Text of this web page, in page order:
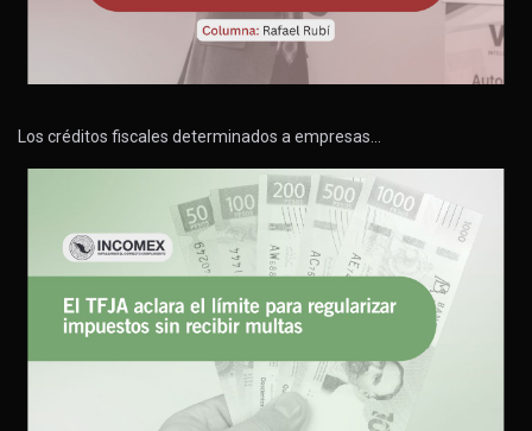
Los créditos fiscales determinados a empresas…